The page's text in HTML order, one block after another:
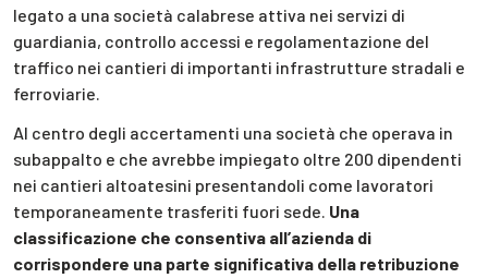
legato a una società calabrese attiva nei servizi di
guardiania, controllo accessi e regolamentazione del
traffico nei cantieri di importanti infrastrutture stradali e
ferroviarie.
Al centro degli accertamenti una società che operava in
subappalto e che avrebbe impiegato oltre 200 dipendenti
nei cantieri altoatesini presentandoli come lavoratori
temporaneamente trasferiti fuori sede. Una
classificazione che consentiva all’azienda di
corrispondere una parte significativa della retribuzione